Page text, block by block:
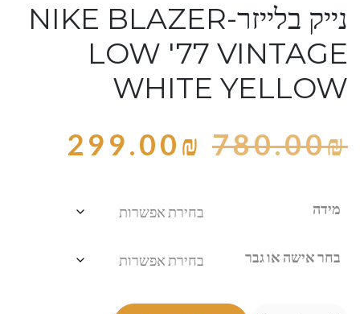
נייק בלייזר-NIKE BLAZER
LOW '77 VINTAGE
WHITE YELLOW
780.00₪
299.00₪
מידה
בחר אישה או גבר